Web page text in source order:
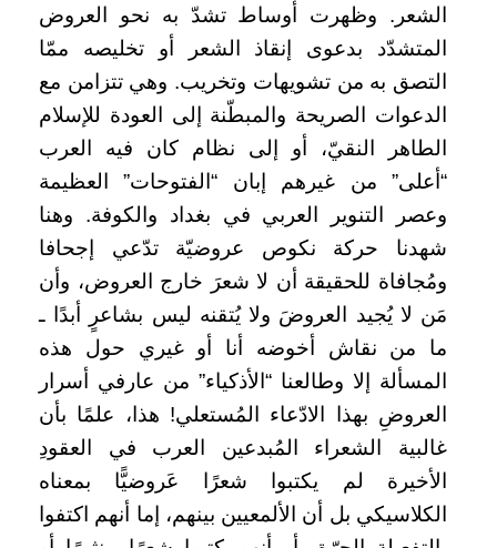
الشعر. وظهرت أوساط تشدّ به نحو العروض
المتشدّد بدعوى إنقاذ الشعر أو تخليصه ممّا
التصق به من تشويهات وتخريب. وهي تتزامن مع
الدعوات الصريحة والمبطّنة إلى العودة للإسلام
الطاهر النقيّ، أو إلى نظام كان فيه العرب
“أعلى” من غيرهم إبان “الفتوحات” العظيمة
وعصر التنوير العربي في بغداد والكوفة. وهنا
شهدنا حركة نكوص عروضيّة تدّعي إجحافا
ومُجافاة للحقيقة أن لا شعرَ خارج العروض، وأن
مَن لا يُجيد العروضَ ولا يُتقنه ليس بشاعرٍ أبدًا ـ
ما من نقاش أخوضه أنا أو غيري حول هذه
المسألة إلا وطالعنا “الأذكياء” من عارفي أسرار
العروضِ بهذا الادّعاء المُستعلي! هذا، علمًا بأن
غالبية الشعراء المُبدعين العرب في العقودِ
الأخيرة لم يكتبوا شعرًا عَروضيًّا بمعناه
الكلاسيكي بل أن الألمعيين بينهم، إما أنهم اكتفوا